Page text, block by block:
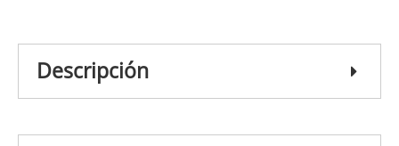
Descripción